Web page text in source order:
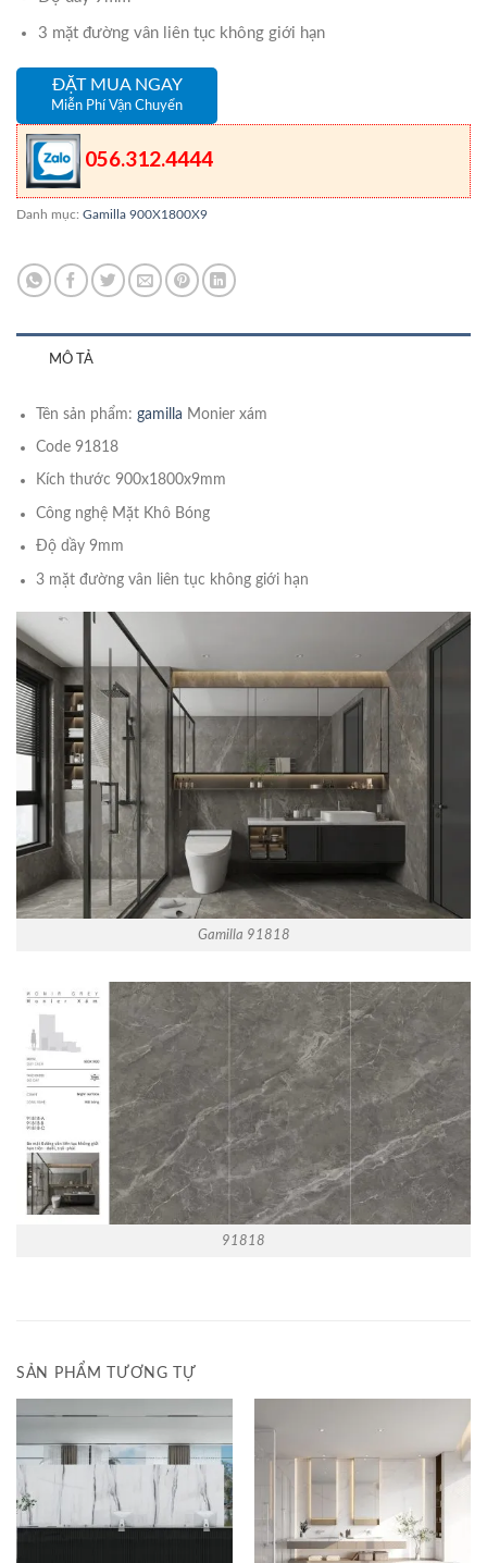
3 mặt đường vân liên tục không giới hạn
ĐẶT MUA NGAY
Miễn Phí Vận Chuyển
056.312.4444
Danh mục: Gamilla 900X1800X9
MÔ TẢ
Tên sản phẩm:gamilla Monier xám
Code 91818
Kích thước 900x1800x9mm
Công nghệ Mặt Khô Bóng
Độ dầy 9mm
3 mặt đường vân liên tục không giới hạn
Gamilla 91818
91818
SẢN PHẨM TƯƠNG TỰ